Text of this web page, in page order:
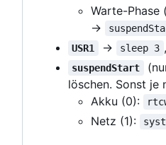
Warte-Phase
→
USR1 → sleep 3
suspendStart
löschen. Sonst je
Akku (0):
Netz (1):